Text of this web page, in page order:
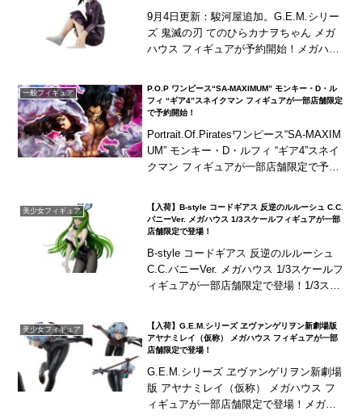
9月4日更新：駿河屋追加。G.E.M.シリー
ズ 鬼滅の刃 てのひらカナヲちゃん メガ
ハウス フィギュアが予約開始！メガハウ
がライ...
一般フィギュア
P.O.P ワンピース“SA-MAXIMUM” モンキー・D・ル
フィ “ギア4”スネイクマン フィギュアが一部店舗限定
で予約開始！
Portrait.Of.Piratesワンピース“SA-MAXIM
UM” モンキー・D・ルフィ “ギア4”スネイ
クマン フィギュアが一部店舗限定で予約
美少女フィギュア
【入荷】B-style コードギアス 反逆のルルーシュ C.C.
バニーVer. メガハウス 1/3スケールフィギュアが一部
店舗限定で登場！
B-style コードギアス 反逆のルルーシュ
C.C.バニーVer. メガハウス 1/3スケールフ
ィギュアが一部店舗限定で登場！1/3スケ
美少女フィギュア
【入荷】G.E.M.シリーズ ヱヴァンゲリヲン新劇場版
アヤナミレイ（仮称） メガハウス フィギュアが一部
店舗限定で登場！
G.E.M.シリーズ ヱヴァンゲリヲン新劇場
版 アヤナミレイ（仮称） メガハウス フ
ィギュアが一部店舗限定で登場！メガハ